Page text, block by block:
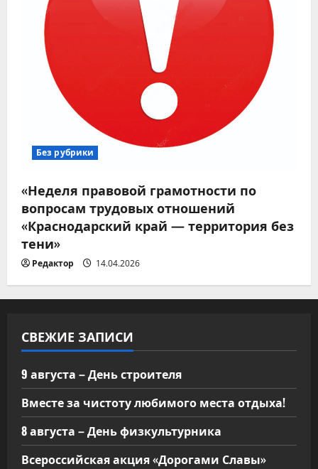
Без рубрики
«Неделя правовой грамотности по
вопросам трудовых отношений
«Краснодарский край — территория без
тени»
Редактор 14.04.2026
СВЕЖИЕ ЗАПИСИ
9 августа – День строителя
Вместе за чистоту любимого места отдыха!
8 августа – День физкультурника
Всероссийская акция «Дорогами Славы»